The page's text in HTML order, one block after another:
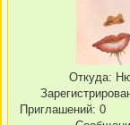
Откуда:
Приглашений: 0